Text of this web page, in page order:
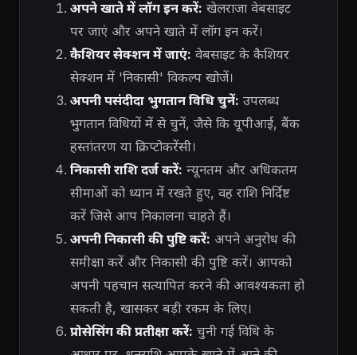
अपने खाते में लॉग इन करें: खेलराजा वेबसाइट
पर जाएं और अपने खाते में लॉग इन करें।
कैशियर सेक्शन में जाएं: वेबसाइट के कैशियर
सेक्शन में 'निकासी' विकल्प खोजें।
अपनी पसंदीदा भुगतान विधि चुनें: उपलब्ध
भुगतान विधियों में से चुनें, जैसे कि यूपीआई, बैंक
हस्तांतरण या क्रिप्टोकरेंसी।
निकासी राशि दर्ज करें: न्यूनतम और अधिकतम
सीमाओं को ध्यान में रखते हुए, वह राशि निर्दिष्ट
करें जिसे आप निकालना चाहते हैं।
अपनी निकासी की पुष्टि करें: अपने अनुरोध की
समीक्षा करें और निकासी की पुष्टि करें। आपको
अपनी पहचान सत्यापित करने की आवश्यकता हो
सकती है, खासकर बड़ी रकम के लिए।
प्रोसेसिंग की प्रतीक्षा करें: चुनी गई विधि के